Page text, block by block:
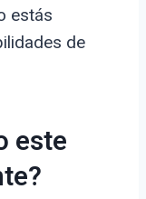
estás
de
este